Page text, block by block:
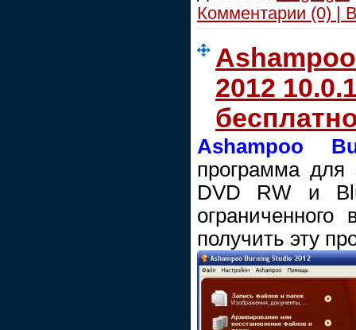
Комментарии (0) |
2012
Ashampoo
программа для
DVD RW и
получить эту